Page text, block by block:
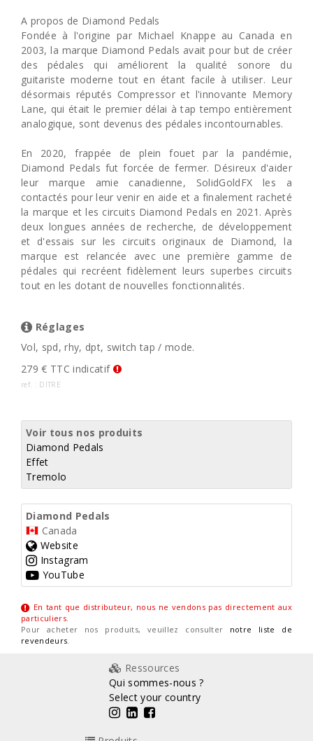
A propos de Diamond Pedals
Fondée à l'origine par Michael Knappe au Canada en
2003, la marque Diamond Pedals avait pour but de créer
des pédales qui améliorent la qualité sonore du
guitariste moderne tout en étant facile à utiliser. Leur
désormais réputés Compressor et l'innovante Memory
Lane, qui était le premier délai à tap tempo entièrement
analogique, sont devenus des pédales incontournables.
En 2020, frappée de plein fouet par la pandémie,
Diamond Pedals fut forcée de fermer. Désireux d'aider
leur marque amie canadienne, SolidGoldFX les a
contactés pour leur venir en aide et a finalement racheté
la marque et les circuits Diamond Pedals en 2021. Après
deux longues années de recherche, de développement
et d'essais sur les circuits originaux de Diamond, la
marque est relancée avec une première gamme de
pédales qui recréent fidèlement leurs superbes circuits
tout en les dotant de nouvelles fonctionnalités.
Réglages
Vol, spd, rhy, dpt, switch tap / mode.
279 € TTC indicatif
ref. : DITRE
Voir tous nos produits
Diamond Pedals
Effet
Tremolo
Diamond Pedals
Canada
Website
Instagram
YouTube
En tant que distributeur, nous ne vendons pas directement aux
particuliers.
Pour acheter nos produits, veuillez consulter notre liste de
revendeurs.
Ressources
Qui sommes-nous ?
Select your country